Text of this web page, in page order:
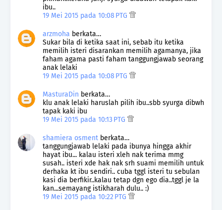
ibu..
19 Mei 2015 pada 10:08 PTG
arzmoha berkata…
Sukar bila di ketika saat ini, sebab itu ketika
memilih isteri disarankan memilih agamanya, jika
faham agama pasti faham tanggungjawab seorang
anak lelaki
19 Mei 2015 pada 10:08 PTG
MasturaDin berkata…
klu anak lelaki haruslah pilih ibu..sbb syurga dibwh
tapak kaki ibu
19 Mei 2015 pada 10:13 PTG
shamiera osment berkata…
tanggungjawab lelaki pada ibunya hingga akhir
hayat ibu... kalau isteri xleh nak terima mmg
susah.. isteri xde hak nak srh suami memilih untuk
derhaka kt ibu sendiri.. cuba tggl isteri tu sebulan
kasi dia berfikir..kalau tetap dgn ego dia..tggl je la
kan...semayang istikharah dulu.. :)
19 Mei 2015 pada 10:22 PTG